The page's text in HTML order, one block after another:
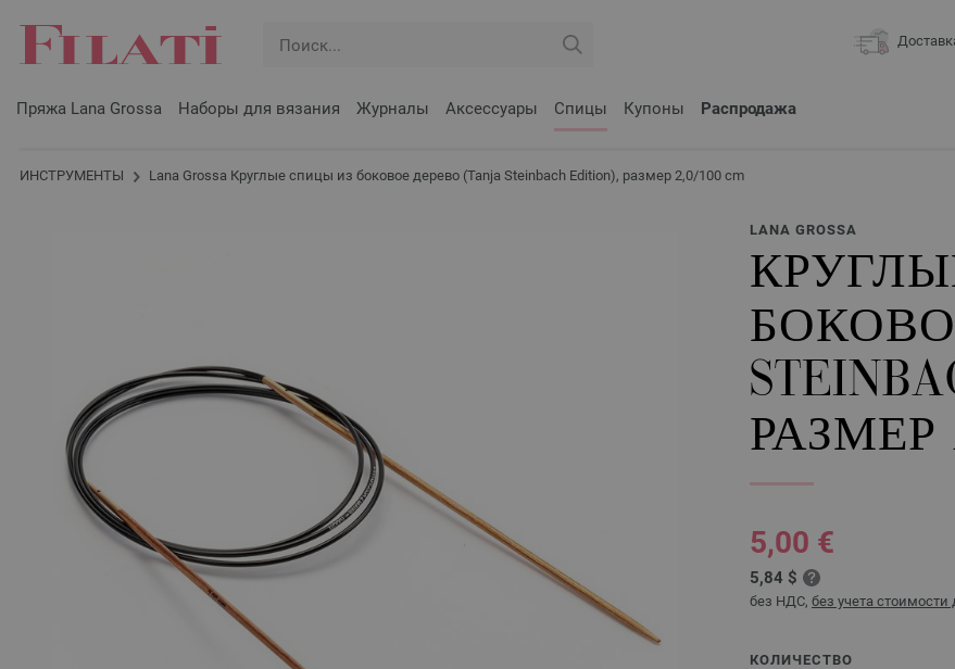
Пряжа Lana Grossa Наборы для вязания Журналы Аксессуары Спицы Купоны Распродажа
ИНСТРУМЕНТЫ Lana Grossa Круглые спицы из боковое дерево (Tanja Steinbach Edition), размер 2,0/100 cm
LANA GROSSA
РАЗМЕР
5,00 €
5,84 $
без НДС, без учета стоимости
КОЛИЧЕСТВО